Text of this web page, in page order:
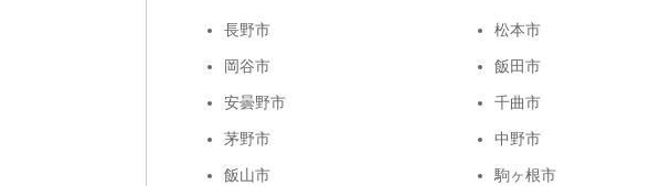
長野市 松本市
岡谷市 飯田市
安曇野市 千曲市
茅野市 中野市
飯山市 駒ヶ根市